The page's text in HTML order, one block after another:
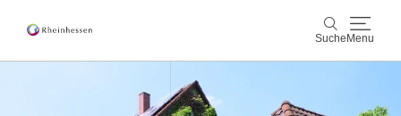
Suche Menu
Wein & Genuss